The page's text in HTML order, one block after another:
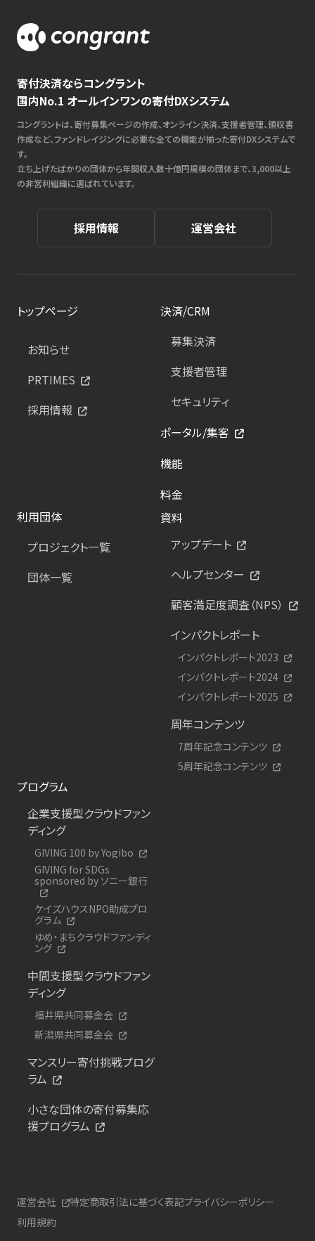
寄付決済ならコングラント
国内No.1 オールインワンの寄付DXシステム
コングラントは、寄付募集ページの作成、オンライン決済、支援者管理、領収書
作成など、ファンドレイジングに必要な全ての機能が揃った寄付DXシステムで
す。
立ち上げたばかりの団体から年間収入数十億円規模の団体まで、3,000以上
の非営利組織に選ばれています。
採用情報 運営会社
トップページ
お知らせ
PRTIMES
採用情報
決済/CRM
募集決済
支援者管理
セキュリティ
ポータル/集客
機能
料金
利用団体
プロジェクト一覧
団体一覧
資料
アップデート
ヘルプセンター
顧客満足度調査（NPS）
インパクトレポート
インパクトレポート2023
インパクトレポート2024
インパクトレポート2025
周年コンテンツ
7周年記念コンテンツ
5周年記念コンテンツ
プログラム
企業支援型クラウドファン
ディング
GIVING 100 by Yogibo
GIVING for SDGs
sponsored by ソニー銀行
ケイズハウスNPO助成プロ
グラム
ゆめ・まちクラウドファンディ
ング
中間支援型クラウドファン
ディング
福井県共同募金会
新潟県共同募金会
マンスリー寄付挑戦プログ
ラム
小さな団体の寄付募集応
援プログラム
運営会社 特定商取引法に基づく表記プライバシーポリシー
利用規約